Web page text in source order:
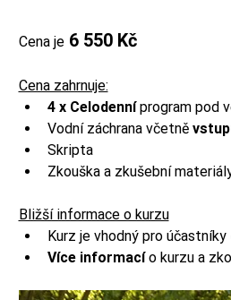
Cena je 6 550 Kč
Cena zahrnuje:
4 x Celodenní program pod
Vodní záchrana včetně
Skripta
Zkouška a zkušební
Bližší informace o kurzu
Kurz je vhodný pro účastníky
Více informací o kurzu a